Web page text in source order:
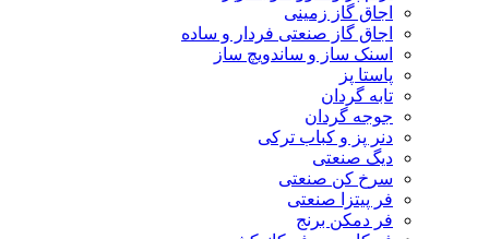
اجاق گاز زمینی
اجاق گاز صنعتی فردار و ساده
اسنک ساز و ساندویچ ساز
پاستا پز
تابه گردان
جوجه گردان
دنر پز و کباب ترکی
دیگ صنعتی
سرخ کن صنعتی
فر پیتزا صنعتی
فر دمکن برنج